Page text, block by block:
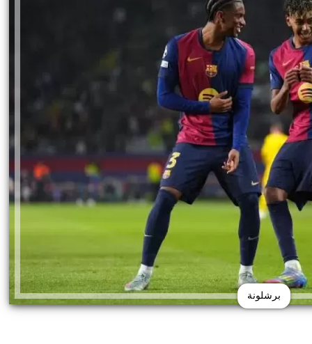
برشلونة
أي خدمة